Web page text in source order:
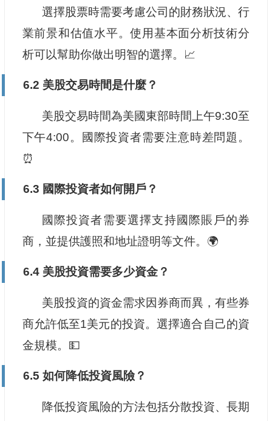
選擇股票時需要考慮公司的財務狀況、行
業前景和估值水平。使用基本面分析技術分
析可以幫助你做出明智的選擇。📈
6.2 美股交易時間是什麼？
美股交易時間為美國東部時間上午9:30至
下午4:00。國際投資者需要注意時差問題。
⏰
6.3 國際投資者如何開戶？
國際投資者需要選擇支持國際賬戶的券
商，並提供護照和地址證明等文件。🌍
6.4 美股投資需要多少資金？
美股投資的資金需求因券商而異，有些券
商允許低至1美元的投資。選擇適合自己的資
金規模。💵
6.5 如何降低投資風險？
降低投資風險的方法包括分散投資、長期